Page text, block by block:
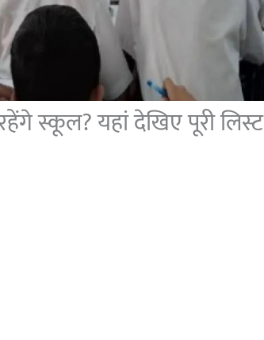
स्कूल? यहां देखिए पूरी लिस्ट